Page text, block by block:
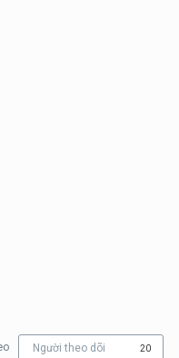
Người theo dõi 20